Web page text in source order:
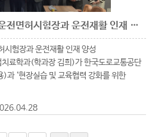
건양대 작업치료학과-안산운전면허시험장과 운전재활 인재 양성 협약
험장과 운전재활 인재 양성
료학과(학과장 김희)가 한국도로교통공단
과 ‘현장실습 및 교육협력 강화를 위한